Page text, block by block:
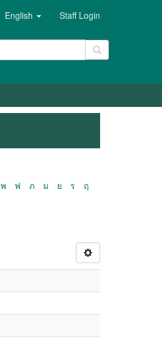
English Staff Login
พ ฟ ภ ม ย ร
ฤ